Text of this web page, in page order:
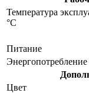
Температура
°C
Питание
Энергопотребление
Цвет